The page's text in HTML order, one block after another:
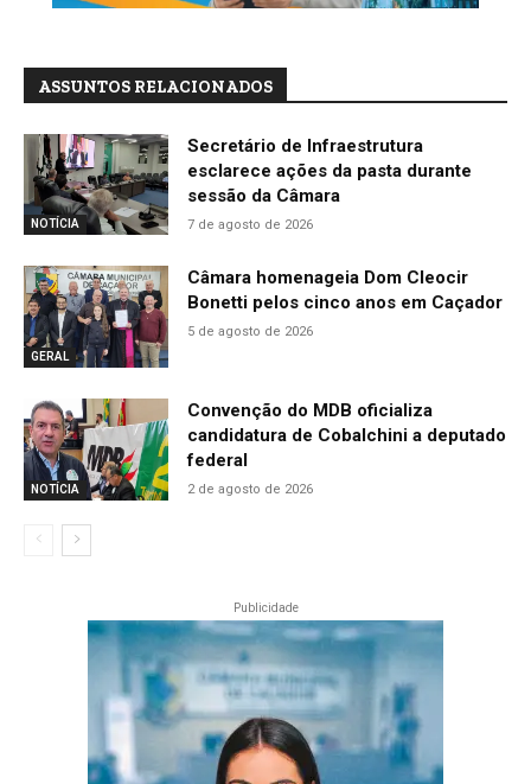
ASSUNTOS RELACIONADOS
NOTÍCIA
Secretário de Infraestrutura
esclarece ações da pasta durante
sessão da Câmara
7 de agosto de 2026
GERAL
Câmara homenageia Dom Cleocir
Bonetti pelos cinco anos em Caçador
5 de agosto de 2026
NOTÍCIA
Convenção do MDB oficializa
candidatura de Cobalchini a deputado
federal
2 de agosto de 2026
Publicidade